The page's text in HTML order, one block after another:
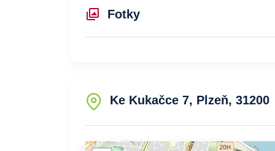
Fotky
Ke Kukačce 7, Plzeň, 31200